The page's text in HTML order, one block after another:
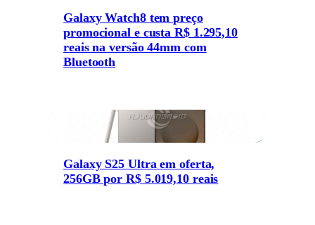
Galaxy Watch8 tem preço
promocional e custa R$ 1.295,10
reais na versão 44mm com
Bluetooth
Galaxy S25 Ultra em oferta,
256GB por R$ 5.019,10 reais